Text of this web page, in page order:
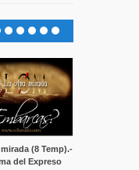
(8 Temp).-
del Expreso